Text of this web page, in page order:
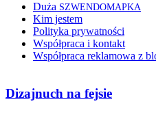
Duża SZWENDOMAPKA
Kim jestem
Polityka prywatności
Współpraca i kontakt
Współpraca reklamowa z
Dizajnuch na fejsie